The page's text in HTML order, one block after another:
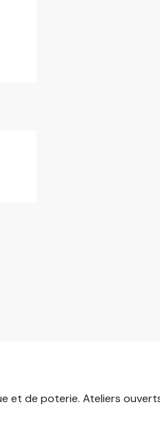
et de poterie. Ateliers